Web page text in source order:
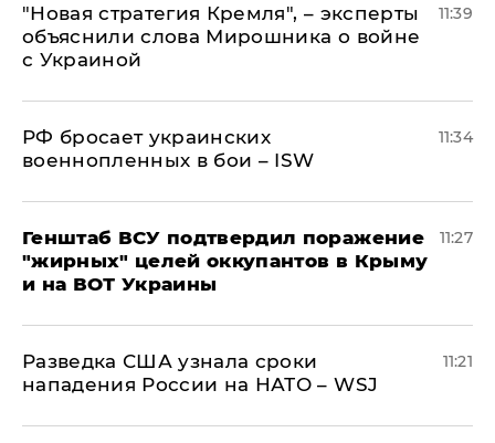
"Новая стратегия Кремля", – эксперты
объяснили слова Мирошника о войне
с Украиной
11:39
РФ бросает украинских
военнопленных в бои – ISW
11:34
Генштаб ВСУ подтвердил поражение
"жирных" целей оккупантов в Крыму
и на ВОТ Украины
11:27
Разведка США узнала сроки
нападения России на НАТО – WSJ
11:21